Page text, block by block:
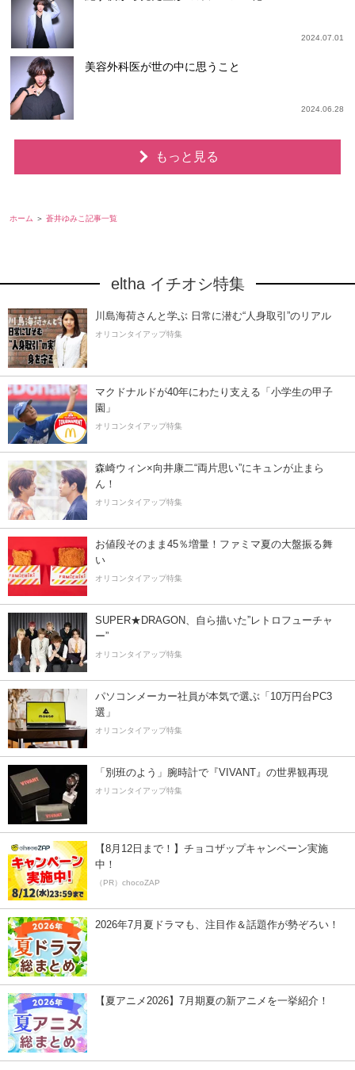
2024.07.01
美容外科医が世の中に思うこと
2024.06.28
もっと見る
ホーム 蒼井ゆみこ記事一覧
eltha イチオシ特集
川島海荷さんと学ぶ 日常に潜む“人身取引”のリアル
オリコンタイアップ特集
マクドナルドが40年にわたり支える「小学生の甲子
園」
オリコンタイアップ特集
森崎ウィン×向井康二“両片思い”にキュンが止まら
ん！
オリコンタイアップ特集
お値段そのまま45％増量！ファミマ夏の大盤振る舞
い
オリコンタイアップ特集
SUPER★DRAGON、自ら描いた”レトロフューチャ
ー”
オリコンタイアップ特集
パソコンメーカー社員が本気で選ぶ「10万円台PC3
選」
オリコンタイアップ特集
「別班のよう」腕時計で『VIVANT』の世界観再現
オリコンタイアップ特集
【8月12日まで！】チョコザップキャンペーン実施
中！
（PR）chocoZAP
2026年7月夏ドラマも、注目作＆話題作が勢ぞろい！
【夏アニメ2026】7月期夏の新アニメを一挙紹介！